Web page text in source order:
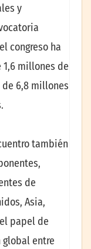
y
congreso ha
millones de
de 6,8 millones
también
de
Asia,
papel de
global entre